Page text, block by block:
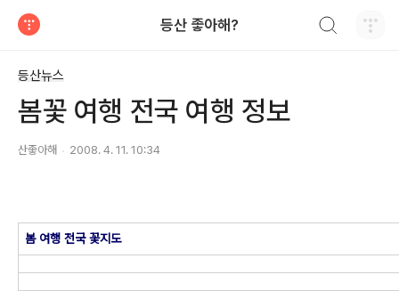
등산 좋아해?
등산뉴스
봄꽃 여행 전국 여행 정보
산좋아해 2008. 4. 11. 10:34
봄 여행 전국 꽃지도